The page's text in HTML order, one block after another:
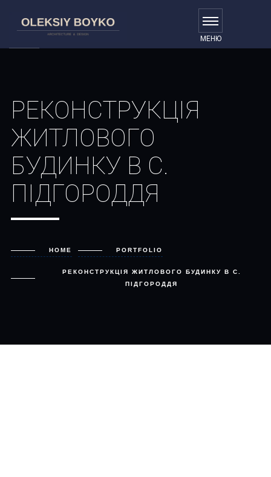
РЕКОНСТРУКЦІЯ
ЖИТЛОВОГО
БУДИНКУ В С.
ПІДГОРОДДЯ
HOME PORTFOLIO
РЕКОНСТРУКЦІЯ ЖИТЛОВОГО БУДИНКУ В С.
ПІДГОРОДДЯ